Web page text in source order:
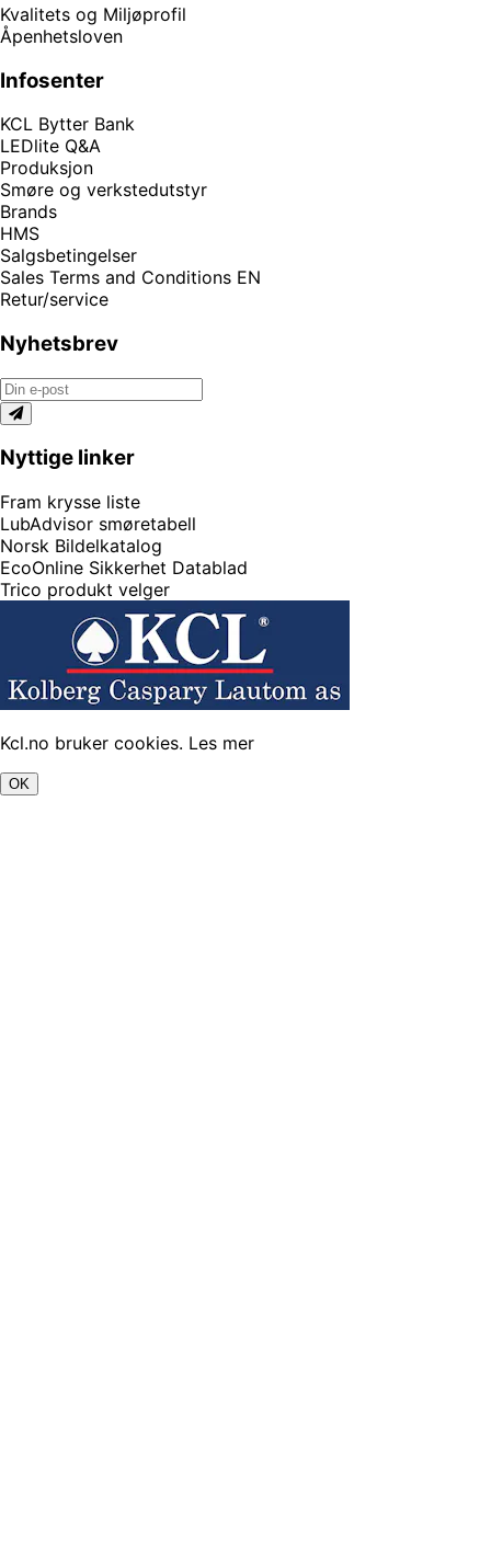
Kvalitets og Miljøprofil
Åpenhetsloven
Infosenter
KCL Bytter Bank
LEDlite Q&A
Produksjon
Smøre og verkstedutstyr
Brands
HMS
Salgsbetingelser
Sales Terms and Conditions EN
Retur/service
Nyhetsbrev
Nyttige linker
Fram krysse liste
LubAdvisor smøretabell
Norsk Bildelkatalog
EcoOnline Sikkerhet Datablad
Trico produkt velger
Kcl.no bruker cookies. Les mer
OK